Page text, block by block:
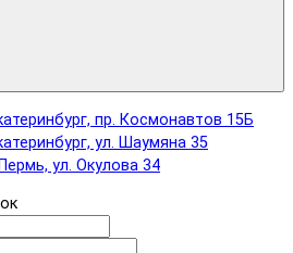
пр. Космонавтов 15Б
ул. Шаумяна 35
ул. Окулова 34